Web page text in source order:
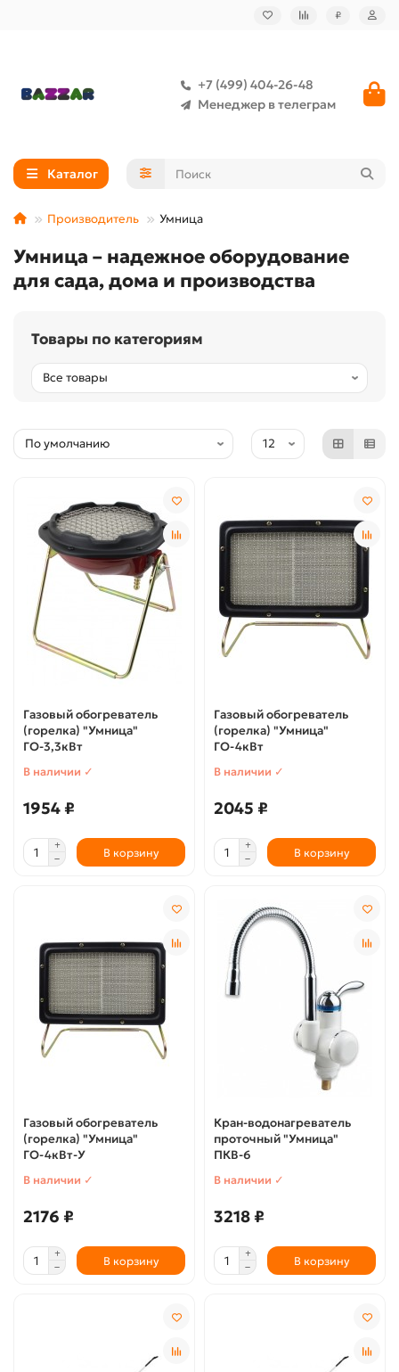
₽
+7 (499) 404-26-48
Менеджер в телеграм
Каталог
Производитель Умница
Умница – надежное оборудование
для сада, дома и производства
Товары по категориям
Газовый обогреватель
(горелка) "Умница"
ГО-3,3кВт
В наличии ✓
1954 ₽
В корзину
Газовый обогреватель
(горелка) "Умница"
ГО-4кВт
В наличии ✓
2045 ₽
В корзину
Газовый обогреватель
(горелка) "Умница"
ГО-4кВт-У
В наличии ✓
2176 ₽
В корзину
Кран-водонагреватель
проточный "Умница"
ПКВ-6
В наличии ✓
3218 ₽
В корзину